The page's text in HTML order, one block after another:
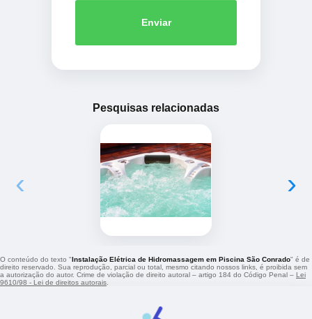
Enviar
Pesquisas relacionadas
‹ ›
O conteúdo do texto "Instalação Elétrica de Hidromassagem em Piscina São Conrado" é de
direito reservado. Sua reprodução, parcial ou total, mesmo citando nossos links, é proibida sem
a autorização do autor. Crime de violação de direito autoral – artigo 184 do Código Penal – Lei
9610/98 - Lei de direitos autorais